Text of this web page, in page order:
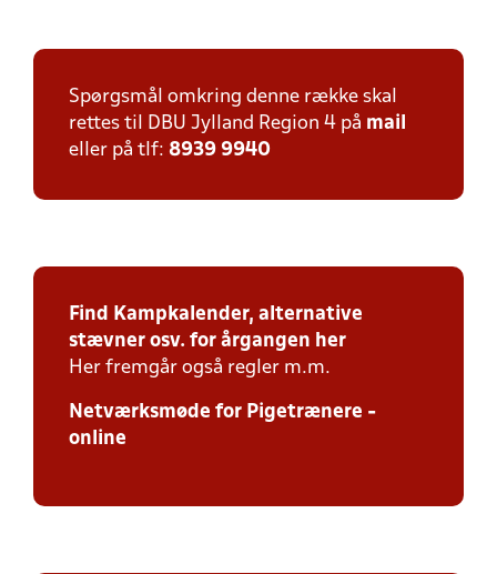
Spørgsmål omkring denne række skal
rettes til DBU Jylland Region 4 på mail
eller på tlf: 8939 9940
Find Kampkalender, alternative
stævner osv. for årgangen her
Her fremgår også regler m.m.
Netværksmøde for Pigetrænere -
online